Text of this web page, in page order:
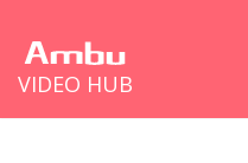
VIDEO HUB